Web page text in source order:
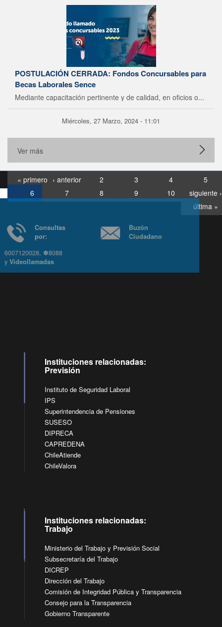
POSTULACIÓN CERRADA: Fondos Concursables para
Becas Laborales Sence
Mediante capacitación pertinente y de calidad, en oficios o...
Miércoles, 27 Marzo, 2024 - 11:01
Ver más
« primero ‹ anterior 2 3 4
5
6
7 8 9 10
siguiente ›
última »
Consultas
6007120028, ✽8088
yVideollamadas
Ciudadano
Instituciones relacionadas:
Previsión
Instituto de Seguridad Laboral
IPS
Superintendencia de Pensiones
SUSESO
DIPRECA
CAPREDENA
ChileAtiende
ChileValora
Instituciones relacionadas:
Trabajo
Ministerio del Trabajo y Previsión Social
Subsecretaría del Trabajo
DICREP
Dirección del Trabajo
Comisión de Integridad Pública y Transparencia
Consejo para la Transparencia
Gobierno Transparente